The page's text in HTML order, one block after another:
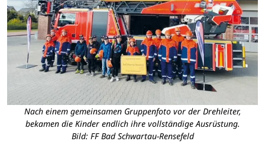
Nach einem gemeinsamen Gruppenfoto vor der Drehleiter,
bekamen die Kinder endlich ihre vollständige Ausrüstung.
Bild: FF Bad Schwartau-Rensefeld